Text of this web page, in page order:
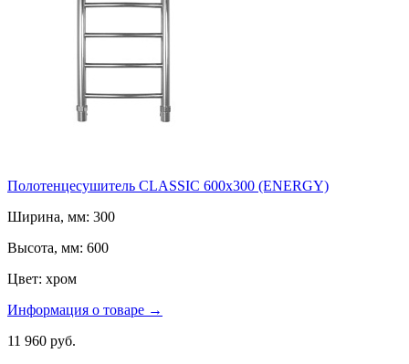
Полотенцесушитель CLASSIC 600x300 (ENERGY)
Ширина, мм: 300
Высота, мм: 600
Цвет: хром
Информация о товаре →
11 960 руб.